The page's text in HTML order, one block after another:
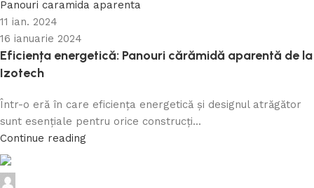
Panouri caramida aparenta
11 ian. 2024
16 ianuarie 2024
Eficiența energetică: Panouri cărămidă aparentă de la
Izotech
Într-o eră în care eficiența energetică și designul atrăgător
sunt esențiale pentru orice construcți...
Continue reading